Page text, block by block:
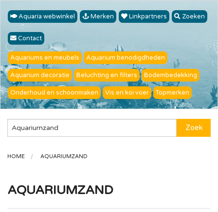
Aquaria webwinkel Merken Linkpartners Zoeken
Contact
Aquariums en meubels Aquarium benodigdheden
Aquarium decoratie Beluchting en filters Bodembedekking
Onderhoud en schoonmaken Vis en koi voer Topmerken
Zoek
HOME AQUARIUMZAND
AQUARIUMZAND